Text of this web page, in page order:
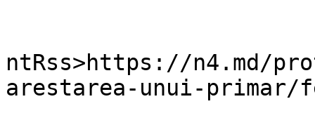
ntRss>https://n4.md/
arestarea-unui-primar/